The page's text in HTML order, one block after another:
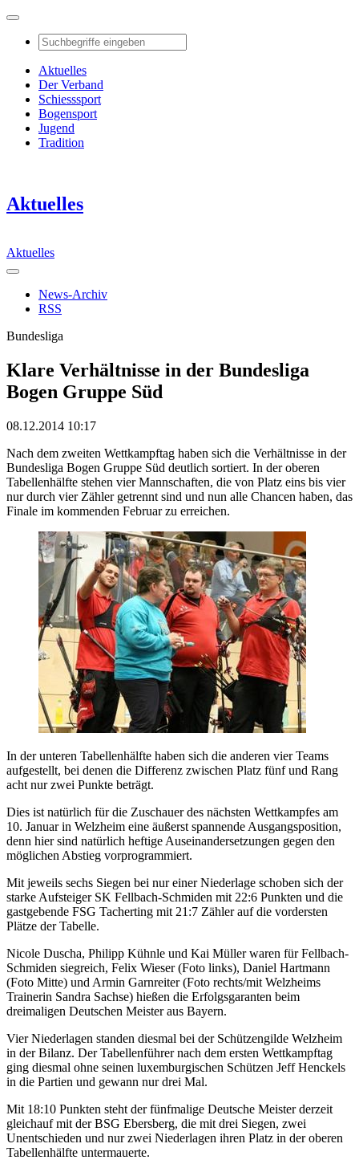
Aktuelles
Der Verband
Schiesssport
Bogensport
Jugend
Tradition
Aktuelles
Aktuelles
News-Archiv
RSS
Bundesliga
Klare Verhältnisse in der Bundesliga
Bogen Gruppe Süd
08.12.2014 10:17
Nach dem zweiten Wettkampftag haben sich die Verhältnisse in der
Bundesliga Bogen Gruppe Süd deutlich sortiert. In der oberen
Tabellenhälfte stehen vier Mannschaften, die von Platz eins bis vier
nur durch vier Zähler getrennt sind und nun alle Chancen haben, das
Finale im kommenden Februar zu erreichen.
In der unteren Tabellenhälfte haben sich die anderen vier Teams
aufgestellt, bei denen die Differenz zwischen Platz fünf und Rang
acht nur zwei Punkte beträgt.
Dies ist natürlich für die Zuschauer des nächsten Wettkampfes am
10. Januar in Welzheim eine äußerst spannende Ausgangsposition,
denn hier sind natürlich heftige Auseinandersetzungen gegen den
möglichen Abstieg vorprogrammiert.
Mit jeweils sechs Siegen bei nur einer Niederlage schoben sich der
starke Aufsteiger SK Fellbach-Schmiden mit 22:6 Punkten und die
gastgebende FSG Tacherting mit 21:7 Zähler auf die vordersten
Plätze der Tabelle.
Nicole Duscha, Philipp Kühnle und Kai Müller waren für Fellbach-
Schmiden siegreich, Felix Wieser (Foto links), Daniel Hartmann
(Foto Mitte) und Armin Garnreiter (Foto rechts/mit Welzheims
Trainerin Sandra Sachse) hießen die Erfolgsgaranten beim
dreimaligen Deutschen Meister aus Bayern.
Vier Niederlagen standen diesmal bei der Schützengilde Welzheim
in der Bilanz. Der Tabellenführer nach dem ersten Wettkampftag
ging diesmal ohne seinen luxemburgischen Schützen Jeff Henckels
in die Partien und gewann nur drei Mal.
Mit 18:10 Punkten steht der fünfmalige Deutsche Meister derzeit
gleichauf mit der BSG Ebersberg, die mit drei Siegen, zwei
Unentschieden und nur zwei Niederlagen ihren Platz in der oberen
Tabellenhälfte untermauerte.